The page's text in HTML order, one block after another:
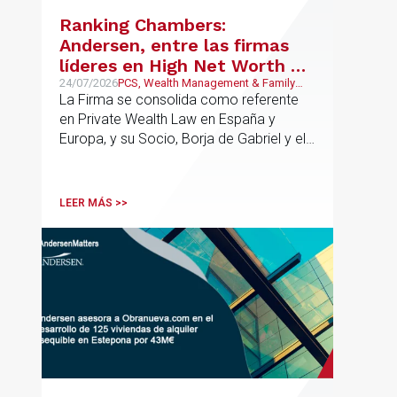
todas las fases de la operación.
Ranking Chambers:
Andersen, entre las firmas
líderes en High Net Worth en
España y Europa
24/07/2026PCS, Wealth Management & Family
Business
La Firma se consolida como referente
en Private Wealth Law en España y
Europa, y su Socio, Borja de Gabriel y el
profesionales clave del sector.
LEER MÁS >>